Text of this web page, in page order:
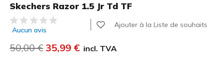
Skechers Razor 1.5 Jr Td TF
Évaluation client 5 sur 5
Aucun avis
Ajouter à la Liste de souhaits
Prix réduit de
50,00 € à
35,99 € incl. TVA